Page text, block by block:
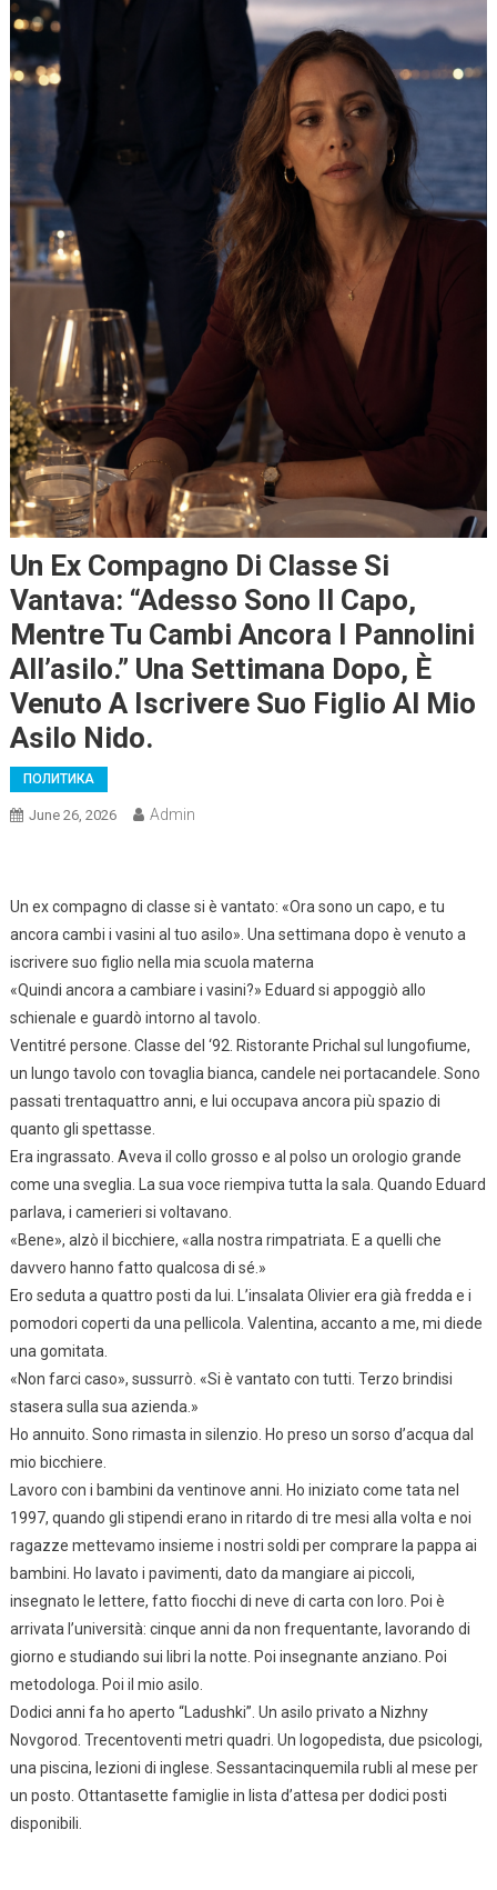
Un Ex Compagno Di Classe Si
Vantava: “Adesso Sono Il Capo,
Mentre Tu Cambi Ancora I Pannolini
All’asilo.” Una Settimana Dopo, È
Venuto A Iscrivere Suo Figlio Al Mio
Asilo Nido.
ПОЛИТИКА
June 26, 2026 Admin
Un ex compagno di classe si è vantato: «Ora sono un capo, e tu
ancora cambi i vasini al tuo asilo». Una settimana dopo è venuto a
iscrivere suo figlio nella mia scuola materna
«Quindi ancora a cambiare i vasini?» Eduard si appoggiò allo
schienale e guardò intorno al tavolo.
Ventitré persone. Classe del ‘92. Ristorante Prichal sul lungofiume,
un lungo tavolo con tovaglia bianca, candele nei portacandele. Sono
passati trentaquattro anni, e lui occupava ancora più spazio di
quanto gli spettasse.
Era ingrassato. Aveva il collo grosso e al polso un orologio grande
come una sveglia. La sua voce riempiva tutta la sala. Quando Eduard
parlava, i camerieri si voltavano.
«Bene», alzò il bicchiere, «alla nostra rimpatriata. E a quelli che
davvero hanno fatto qualcosa di sé.»
Ero seduta a quattro posti da lui. L’insalata Olivier era già fredda e i
pomodori coperti da una pellicola. Valentina, accanto a me, mi diede
una gomitata.
«Non farci caso», sussurrò. «Si è vantato con tutti. Terzo brindisi
stasera sulla sua azienda.»
Ho annuito. Sono rimasta in silenzio. Ho preso un sorso d’acqua dal
mio bicchiere.
Lavoro con i bambini da ventinove anni. Ho iniziato come tata nel
1997, quando gli stipendi erano in ritardo di tre mesi alla volta e noi
ragazze mettevamo insieme i nostri soldi per comprare la pappa ai
bambini. Ho lavato i pavimenti, dato da mangiare ai piccoli,
insegnato le lettere, fatto fiocchi di neve di carta con loro. Poi è
arrivata l’università: cinque anni da non frequentante, lavorando di
giorno e studiando sui libri la notte. Poi insegnante anziano. Poi
metodologa. Poi il mio asilo.
Dodici anni fa ho aperto “Ladushki”. Un asilo privato a Nizhny
Novgorod. Trecentoventi metri quadri. Un logopedista, due psicologi,
una piscina, lezioni di inglese. Sessantacinquemila rubli al mese per
un posto. Ottantasette famiglie in lista d’attesa per dodici posti
disponibili.